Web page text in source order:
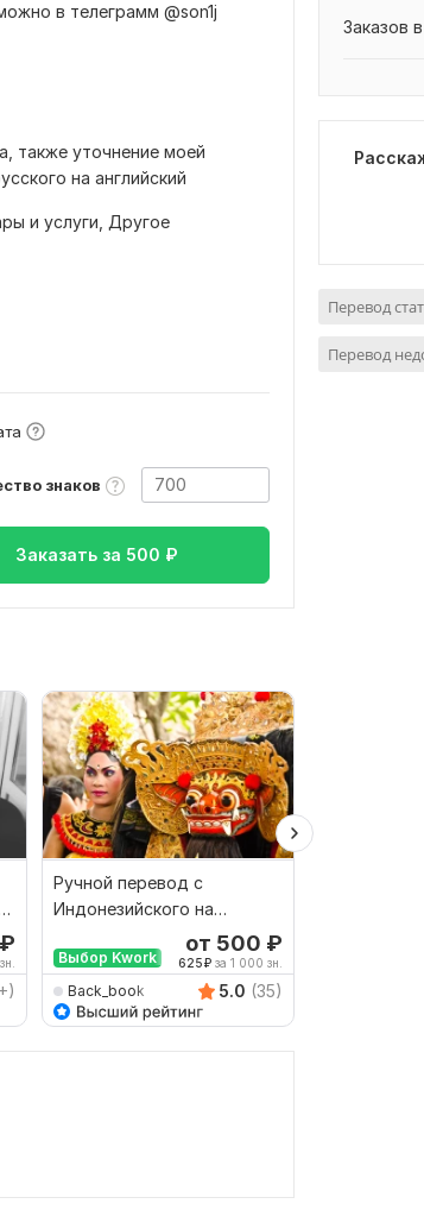
в телеграмм @son1j
также уточнение моей
на английский
и услуги, Другое
знаков
Заказать за 500 ₽
₽
Ручной перевод с
Индонезийского на
Русский и наоборот
Выбор Kwork
от 500 ₽
625₽за 1 000 зн.
Back_book 5.0 (35)
Заказов
Перевод
Перевод